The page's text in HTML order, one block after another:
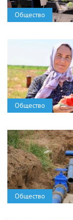
Общество
Общество
Общество